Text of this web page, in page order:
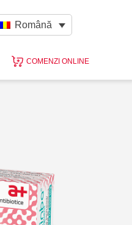
Română
COMENZI ONLINE